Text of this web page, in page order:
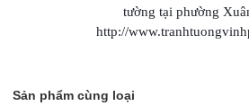
tường tại phường
http://
Sản phẩm cùng loại